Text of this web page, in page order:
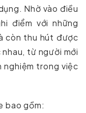
Nhờ vào điều
điểm với những
còn thu hút được
từ người mới
nghiệm trong việc
bao gồm: